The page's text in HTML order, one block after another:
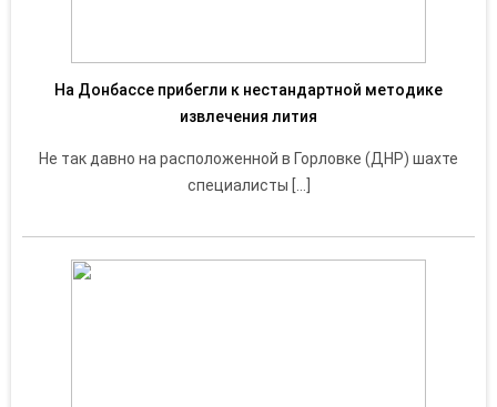
На Донбассе прибегли к нестандартной методике
извлечения лития
Не так давно на расположенной в Горловке (ДНР) шахте
специалисты […]